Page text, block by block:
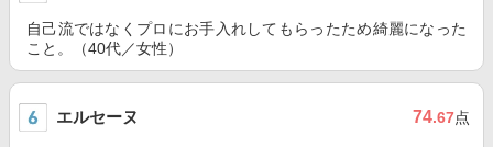
自己流ではなくプロにお手入れしてもらったため綺麗になった
こと。（40代／女性）
エルセーヌ 74.67点